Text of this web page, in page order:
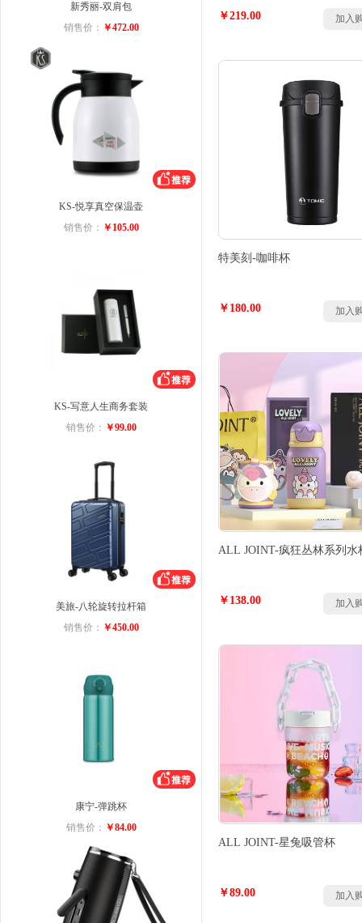
新秀丽-双肩包
销售价： ￥472.00
KS-悦享真空保温壶
销售价： ￥105.00
KS-写意人生商务套装
销售价： ￥99.00
美旅-八轮旋转拉杆箱
销售价： ￥450.00
康宁-弹跳杯
销售价： ￥84.00
￥219.00 加入
特美刻-咖啡杯
￥180.00 加入
ALL JOINT-疯狂丛林系列水
￥138.00 加入
ALL JOINT-星兔吸管杯
￥89.00 加入